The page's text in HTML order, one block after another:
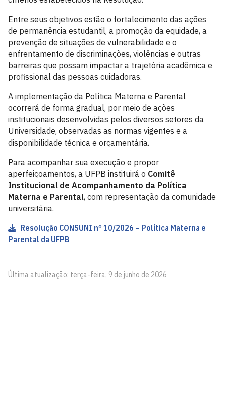
Entre seus objetivos estão o fortalecimento das ações
de permanência estudantil, a promoção da equidade, a
prevenção de situações de vulnerabilidade e o
enfrentamento de discriminações, violências e outras
barreiras que possam impactar a trajetória acadêmica e
profissional das pessoas cuidadoras.
A implementação da Política Materna e Parental
ocorrerá de forma gradual, por meio de ações
institucionais desenvolvidas pelos diversos setores da
Universidade, observadas as normas vigentes e a
disponibilidade técnica e orçamentária.
Para acompanhar sua execução e propor
aperfeiçoamentos, a UFPB instituirá o Comitê
Institucional de Acompanhamento da Política
Materna e Parental, com representação da comunidade
universitária.
Resolução CONSUNI nº 10/2026 – Política Materna e
Parental da UFPB
Última atualização: terça-feira, 9 de junho de 2026